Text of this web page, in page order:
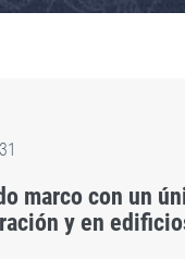
marco con un
y en